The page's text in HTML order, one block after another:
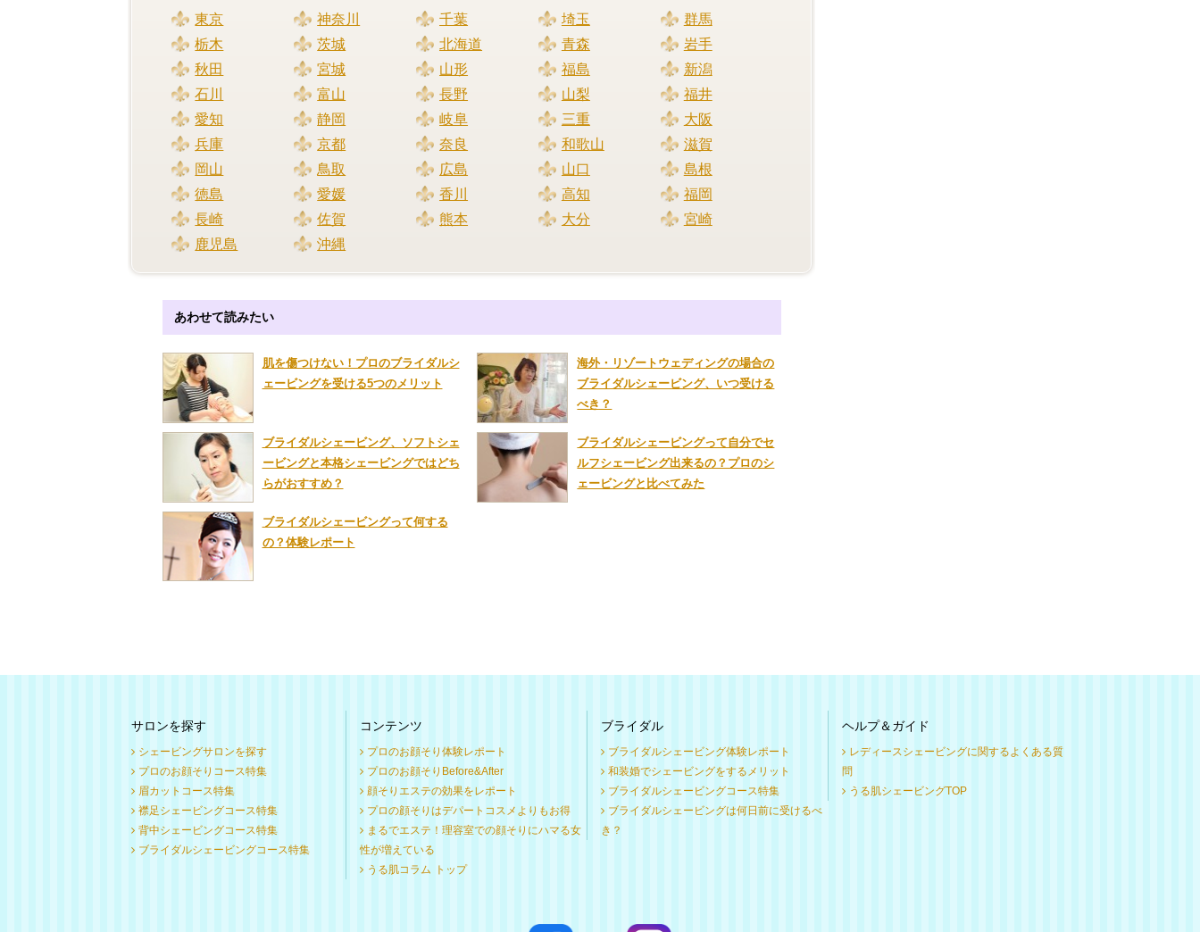
東京 神奈川 千葉 埼玉
群馬
栃木
茨城 北海道 青森
岩手
秋田
宮城 山形 福島
新潟
石川
富山 長野 山梨
福井
愛知
静岡 岐阜 三重
大阪
兵庫
京都 奈良 和歌山
滋賀
岡山
鳥取 広島 山口
島根
徳島
愛媛 香川 高知
福岡
長崎
佐賀 熊本 大分
宮崎
鹿児島
沖縄
あわせて読みたい
肌を傷つけない！プロのブライダルシ
ェービングを受ける5つのメリット
海外・リゾートウェディングの場合の
ブライダルシェービング、いつ受ける
べき？
ブライダルシェービング、ソフトシェ
ービングと本格シェービングではどち
らがおすすめ？
ブライダルシェービングって自分でセ
ルフシェービング出来るの？プロのシ
ェービングと比べてみた
ブライダルシェービングって何する
の？体験レポート
サロンを探す
シェービングサロンを探す
プロのお顔そりコース特集
眉カットコース特集
襟足シェービングコース特集
背中シェービングコース特集
ブライダルシェービングコース特集
コンテンツ
プロのお顔そり体験レポート
プロのお顔そりBefore&After
顔そりエステの効果をレポート
プロの顔そりはデパートコスメよりもお得
まるでエステ！理容室での顔そりにハマる女
性が増えている
うる肌コラム トップ
ブライダル
ブライダルシェービング体験レポート
和装婚でシェービングをするメリット
ブライダルシェービングコース特集
ブライダルシェービングは何日前に受けるべ
き？
ヘルプ＆ガイド
レディースシェービングに関するよくある質
問
うる肌シェービングTOP